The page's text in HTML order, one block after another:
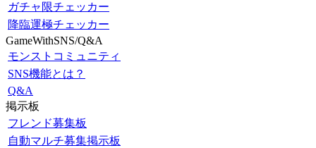
ガチャ限チェッカー
降臨運極チェッカー
GameWithSNS/Q&A
モンストコミュニティ
SNS機能とは？
Q&A
掲示板
フレンド募集板
自動マルチ募集掲示板